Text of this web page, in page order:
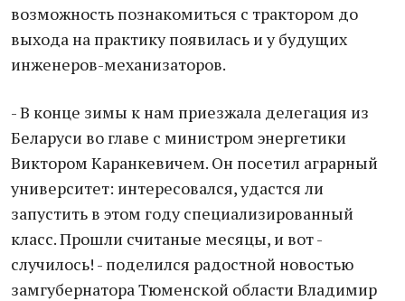
возможность познакомиться с трактором до
выхода на практику появилась и у будущих
инженеров-механизаторов.
- В конце зимы к нам приезжала делегация из
Беларуси во главе с министром энергетики
Виктором Каранкевичем. Он посетил аграрный
университет: интересовался, удастся ли
запустить в этом году специализированный
класс. Прошли считаные месяцы, и вот -
случилось! - поделился радостной новостью
замгубернатора Тюменской области Владимир